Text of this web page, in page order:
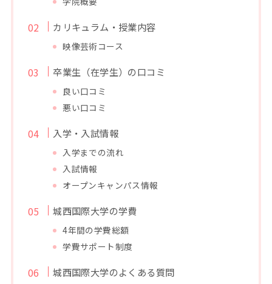
カリキュラム・授業内容
映像芸術コース
卒業生（在学生）の口コミ
良い口コミ
悪い口コミ
入学・入試情報
入学までの流れ
入試情報
オープンキャンパス情報
城西国際大学の学費
4年間の学費総額
学費サポート制度
城西国際大学のよくある質問